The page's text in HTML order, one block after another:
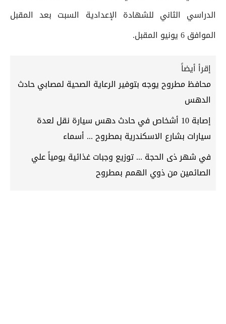
الدراسي الثاني للشهادة الإعدادية السبت بعد المقبل
الموافق 6 يونيو المقبل.
إقرأ أيضاً
محافظ مطروح يوجه بتوفير الرعاية الصحية لمصابي حادث
الدهس
إصابة 10 أشخاص في حادث دهس سيارة نقل لعدة
سيارات بشارع الاسكندرية بمطروح ... أسماء
في شهر ذى الحجة ... توزيع وجبات غذائية يومياً علي
الصائمين من ذوي الهمم بمطروح